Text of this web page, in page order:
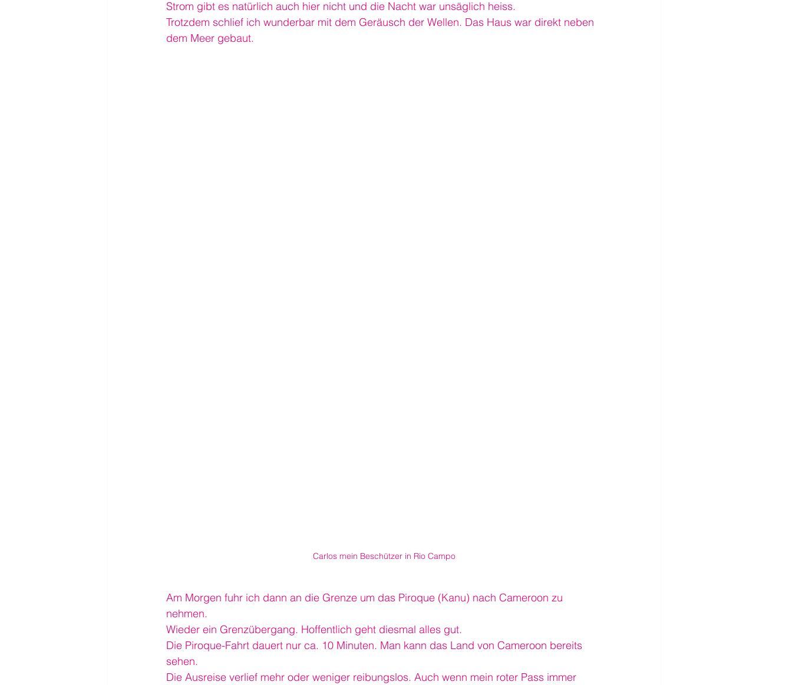
Strom gibt es natürlich auch hier nicht und die Nacht war unsäglich heiss.
Trotzdem schlief ich wunderbar mit dem Geräusch der Wellen. Das Haus war direkt neben
dem Meer gebaut.
Carlos mein Beschützer in Rio Campo
Am Morgen fuhr ich dann an die Grenze um das Piroque (Kanu) nach Cameroon zu
nehmen.
Wieder ein Grenzübergang. Hoffentlich geht diesmal alles gut.
Die Piroque-Fahrt dauert nur ca. 10 Minuten. Man kann das Land von Cameroon bereits
sehen.
Die Ausreise verlief mehr oder weniger reibungslos. Auch wenn mein roter Pass immer